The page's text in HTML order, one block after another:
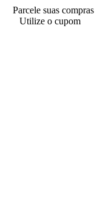
Parcele suas compras
Utilize o cupom